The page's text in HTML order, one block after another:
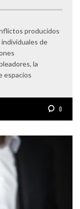
producidos
de
la
espacios
0